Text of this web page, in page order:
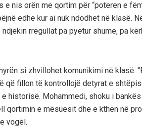
nis orën me qortim për “poteren e
edhe kur ai nuk ndodhet në klasë.
rregullat pa pyetur shumë, pa
si zhvillohet komunikimi në klasë.
që fillon të kontrollojë detyrat e
historisë. Mohammedi, shoku i
qortimin e mësuesit dhe e kthen në
vogël.